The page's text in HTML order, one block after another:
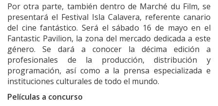
Por otra parte, también dentro de Marché du Film, se
presentará el Festival Isla Calavera, referente canario
del cine fantástico. Será el sábado 16 de mayo en el
Fantastic Pavilion, la zona del mercado dedicada a este
género. Se dará a conocer la décima edición a
profesionales de la producción, distribución y
programación, así como a la prensa especializada e
instituciones culturales de todo el mundo.
Películas a concurso